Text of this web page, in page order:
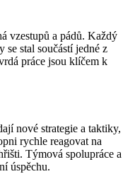
vzestupů a pádů. Každý
se stal součástí jedné z
práce jsou klíčem k
nové strategie a taktiky,
rychle reagovat na
Týmová spolupráce a
úspěchu.